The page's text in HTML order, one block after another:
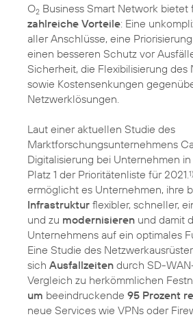
O2 Business Smart Network
zahlreiche Vorteile: Eine
aller Anschlüsse, eine
einen besseren Schutz vor
Sicherheit, die Flexibilisierung des
sowie Kostensenkungen
Netzwerklösungen.
Laut einer aktuellen Studie des
Marktforschungsunternehmens
Digitalisierung bei Unternehmen
Platz 1 der Prioritätenliste für 2021. 1)
ermöglicht es Unternehmen, ihre
Infrastruktur flexibler, schneller,
und zu modernisieren und damit
Unternehmens auf ein optimales
Eine Studie des
sich Ausfallzeiten durch SD-
Vergleich zu herkömmlichen
um beeindruckende 95 Prozent
neue Services wie VPNs oder